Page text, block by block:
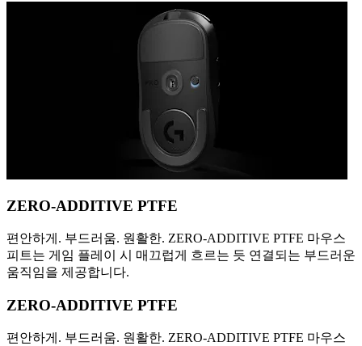
ZERO-ADDITIVE PTFE
편안하게. 부드러움. 원활한. ZERO-ADDITIVE PTFE 마우스
피트는 게임 플레이 시 매끄럽게 흐르는 듯 연결되는 부드러운
움직임을 제공합니다.
ZERO-ADDITIVE PTFE
편안하게. 부드러움. 원활한. ZERO-ADDITIVE PTFE 마우스